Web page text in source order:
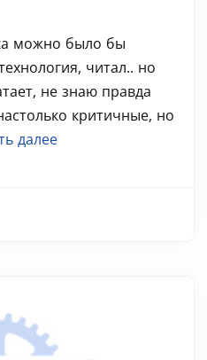
можно было бы
читал.. но
не знаю правда
критичные, но
далее